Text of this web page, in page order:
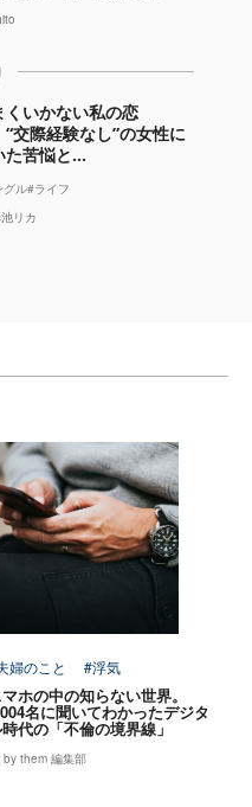
くいかない私の恋
“交際経験なし”の女性に
た苦悩と...
グル#ライフ
リカ
婦のこと #浮気
マホの中の知らない世界。
名に聞いてわかったデジタ
代の「不倫の境界線」
by them 編集部